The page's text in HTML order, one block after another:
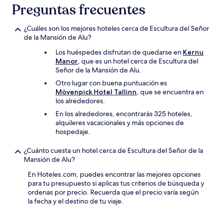
Preguntas frecuentes
¿Cuáles son los mejores hoteles cerca de Escultura del Señor
de la Mansión de Alu?
Los huéspedes disfrutan de quedarse en Kernu
Manor, que es un hotel cerca de Escultura del
Señor de la Mansión de Alu.
Otro lugar con buena puntuación es
Mövenpick Hotel Tallinn, que se encuentra en
los alrededores.
En los alrededores, encontrarás 325 hoteles,
alquileres vacacionales y más opciones de
hospedaje.
¿Cuánto cuesta un hotel cerca de Escultura del Señor de la
Mansión de Alu?
En Hoteles.com, puedes encontrar las mejores opciones
para tu presupuesto si aplicas tus criterios de búsqueda y
ordenas por precio. Recuerda que el precio varía según
la fecha y el destino de tu viaje.